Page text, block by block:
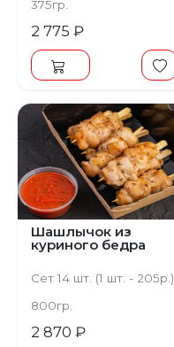
375гр.
2 775 ₽
Шашлычок из
куриного бедра
Сет 14 шт. (1 шт. - 205р.)
800гр.
2 870 ₽